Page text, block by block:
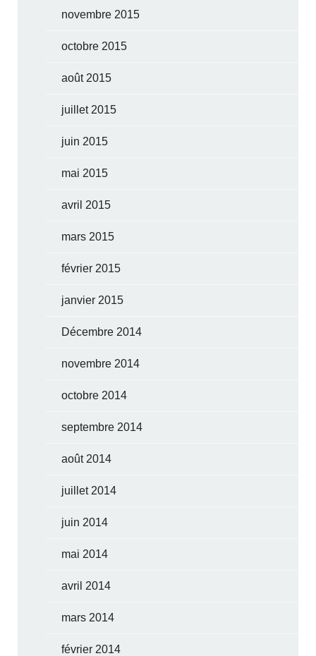
novembre 2015
octobre 2015
août 2015
juillet 2015
juin 2015
mai 2015
avril 2015
mars 2015
février 2015
janvier 2015
Décembre 2014
novembre 2014
octobre 2014
septembre 2014
août 2014
juillet 2014
juin 2014
mai 2014
avril 2014
mars 2014
février 2014